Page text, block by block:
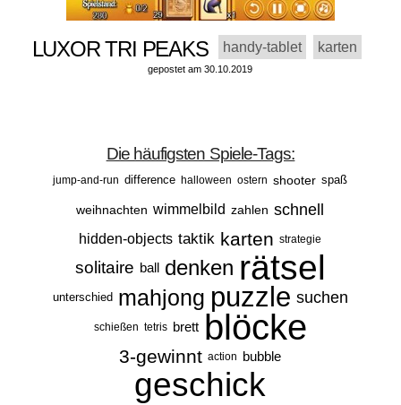
LUXOR TRI PEAKS handy-tablet karten
gepostet am 30.10.2019
Die häufigsten Spiele-Tags:
jump-and-run difference halloween ostern shooter spaß
weihnachten wimmelbild zahlen schnell
hidden-objects taktik karten strategie
solitaire ball denken rätsel
unterschied mahjong puzzle suchen
schießen tetris brett blöcke
3-gewinnt action bubble
geschick